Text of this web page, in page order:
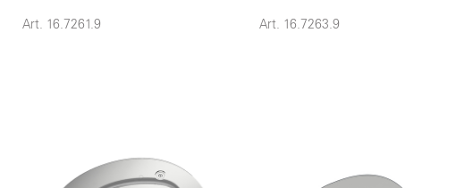
Art. 16.7261.9 Art. 16.7263.9